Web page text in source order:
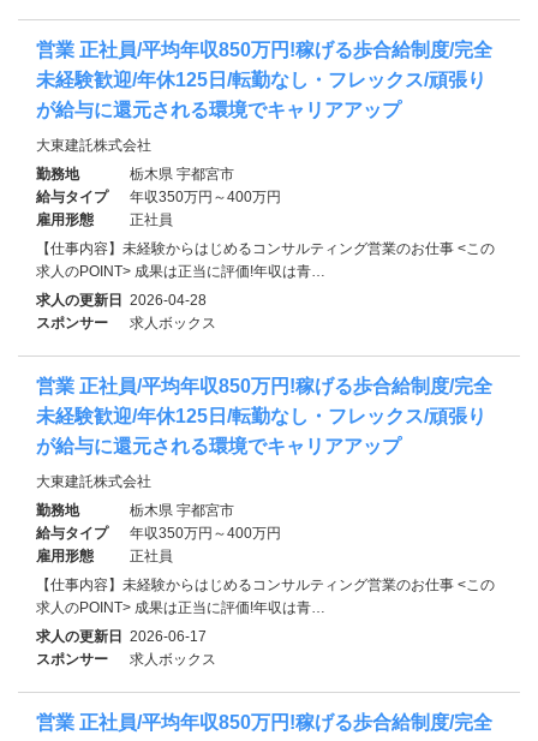
営業 正社員/平均年収850万円!稼げる歩合給制度/完全
未経験歓迎/年休125日/転勤なし・フレックス/頑張り
が給与に還元される環境でキャリアアップ
大東建託株式会社
勤務地
栃木県 宇都宮市
給与タイプ
年収350万円～400万円
雇用形態
正社員
【仕事内容】未経験からはじめるコンサルティング営業のお仕事 <この
求人のPOINT> 成果は正当に評価!年収は青…
求人の更新日 2026-04-28
スポンサー
求人ボックス
営業 正社員/平均年収850万円!稼げる歩合給制度/完全
未経験歓迎/年休125日/転勤なし・フレックス/頑張り
が給与に還元される環境でキャリアアップ
大東建託株式会社
勤務地
栃木県 宇都宮市
給与タイプ
年収350万円～400万円
雇用形態
正社員
【仕事内容】未経験からはじめるコンサルティング営業のお仕事 <この
求人のPOINT> 成果は正当に評価!年収は青…
求人の更新日 2026-06-17
スポンサー
求人ボックス
営業 正社員/平均年収850万円!稼げる歩合給制度/完全